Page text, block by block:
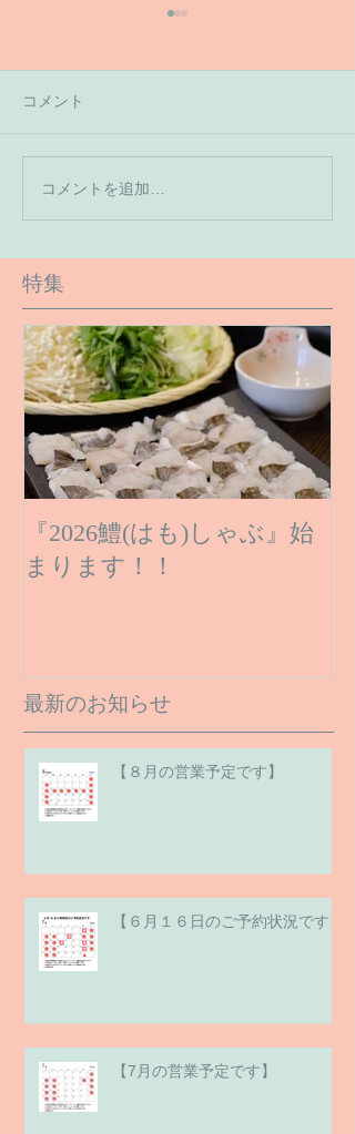
【６月１６日のご予約状
況です】
コメント
コメントを追加…
特集
『2026鱧(はも)しゃぶ』始
まります！！
最新のお知らせ
【８月の営業予定です】
【６月１６日のご予約状況です】
【7月の営業予定です】